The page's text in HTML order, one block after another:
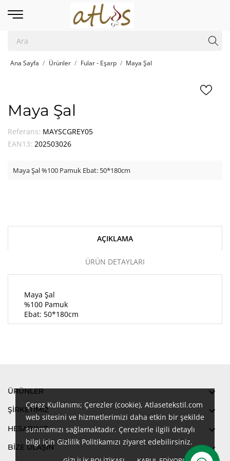
Çerez Kullanımı; Çerezler (cookie), Atlasetekstil.com
web sitesini ve hizmetlerimizi daha etkin bir şekilde
sunmamızı sağlamaktadır. Çerezlerle ilgili detaylı
bilgi için Gizlilik Politikamızı ziyaret edebilirsiniz.
Ana Sayfa Ürünler Fular - Eşarp Maya Şal
Maya Şal
Referans: MAYSCGREY05
EAN13: 202503026
Maya Şal %100 Pamuk Ebat: 50*180cm
AÇIKLAMA
ÜRÜN DETAYLARI
Maya Şal
%100 Pamuk
Ebat: 50*180cm
ÜRÜNLER 
ŞIRKETIMIZ 
HESABINIZ 
BİZE ULAŞIN 